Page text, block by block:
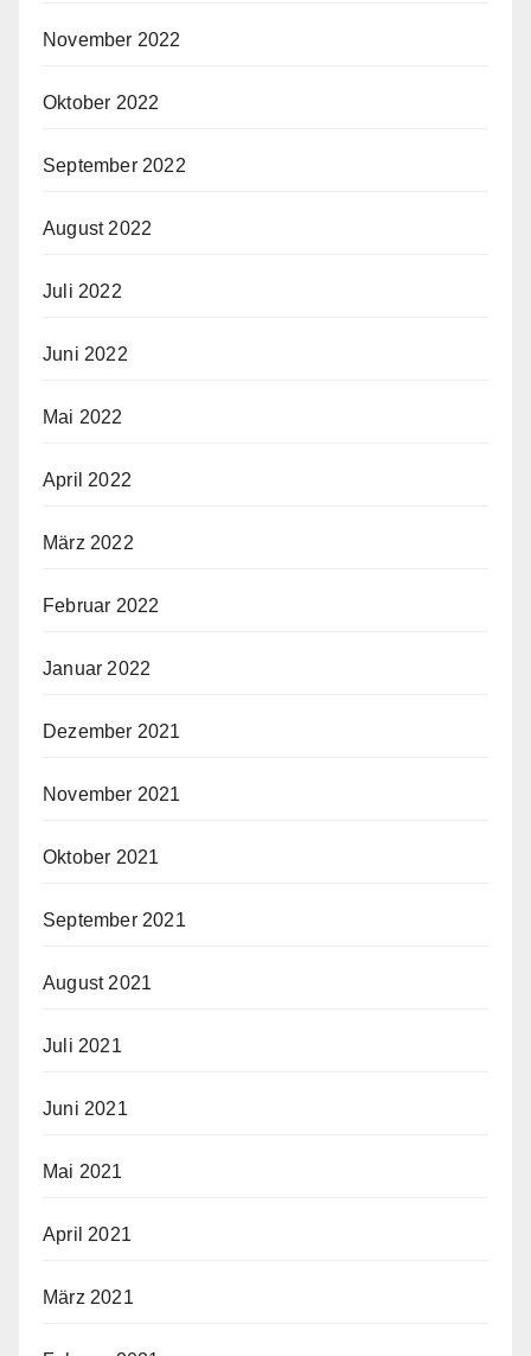
November 2022
Oktober 2022
September 2022
August 2022
Juli 2022
Juni 2022
Mai 2022
April 2022
März 2022
Februar 2022
Januar 2022
Dezember 2021
November 2021
Oktober 2021
September 2021
August 2021
Juli 2021
Juni 2021
Mai 2021
April 2021
März 2021